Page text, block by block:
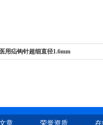
用疝钩针超细直径1.6mm
章 荣誉资质